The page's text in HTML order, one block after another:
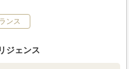
ンス
ジェンス